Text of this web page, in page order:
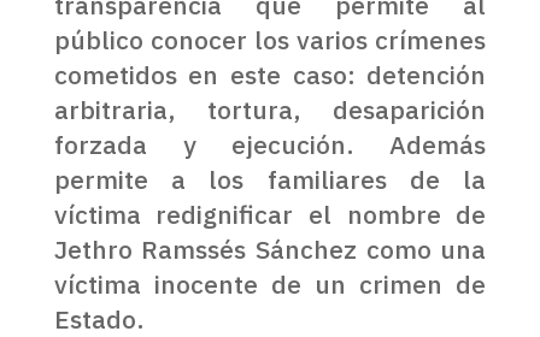
público conocer los varios crímenes
cometidos en este caso: detención
arbitraria, tortura, desaparición
forzada y ejecución. Además
permite a los familiares de la
víctima redignificar el nombre de
Jethro Ramssés Sánchez como una
víctima inocente de un crimen de
Estado.